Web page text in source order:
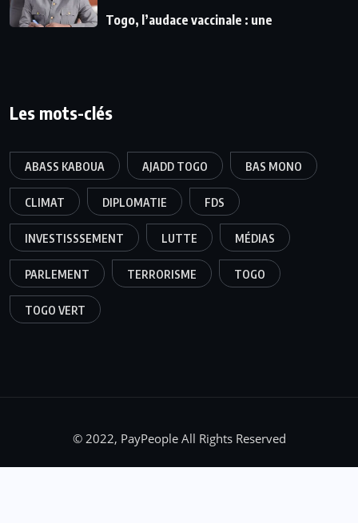
Togo, l’audace vaccinale : une
Les mots-clés
ABASS KABOUA AJADD TOGO BAS MONO
CLIMAT DIPLOMATIE FDS
INVESTISSSEMENT LUTTE MÉDIAS
PARLEMENT TERRORISME TOGO
TOGO VERT
© 2022, PayPeople All Rights Reserved